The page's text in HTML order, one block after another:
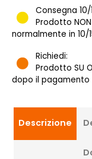
Consegna 10/
Prodotto
normalmente in 10/
Richiedi:
Prodotto SU
dopo il pagamento
Descrizione